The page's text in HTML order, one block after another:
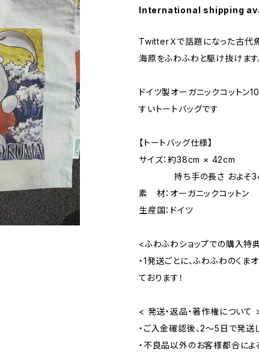
International shipping
TwitterＸで話題になった古代
海原をふわふわと駆け抜けます
ドイツ製オーガニックコット
すいトートバッグです
【トートバッグ仕様】
サイズ：約38cm × 42cm
持ち手の長さ およそ
素 材：オーガニックコットン
生産国：ドイツ
<ふわふわショップでの購入特
・1発送ごとに、ふわふわのく
ております！
< 発送・返品・著作権について
・ご入金確認後、2～5日で発送
・不良品以外のお客様都合に